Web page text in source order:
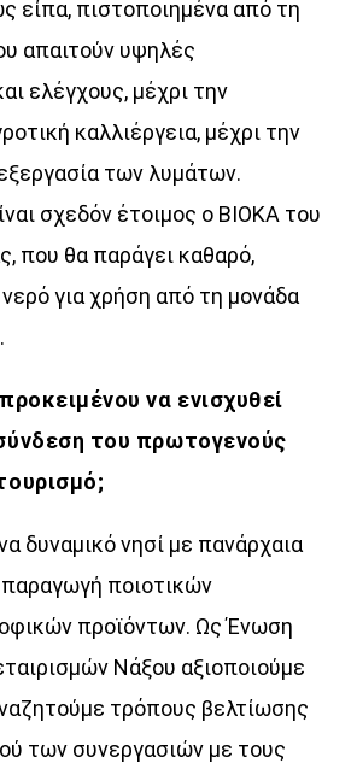
είπα, πιστοποιημένα από τη
απαιτούν υψηλές
ελέγχους, μέχρι την
καλλιέργεια, μέχρι την
των λυμάτων.
σχεδόν έτοιμος ο ΒΙΟΚΑ του
που θα παράγει καθαρό,
για χρήση από τη μονάδα
να ενισχυθεί
του πρωτογενούς
δυναμικό νησί με πανάρχαια
ποιοτικών
προϊόντων. Ως Ένωση
Νάξου αξιοποιούμε
τρόπους βελτίωσης
των συνεργασιών με τους